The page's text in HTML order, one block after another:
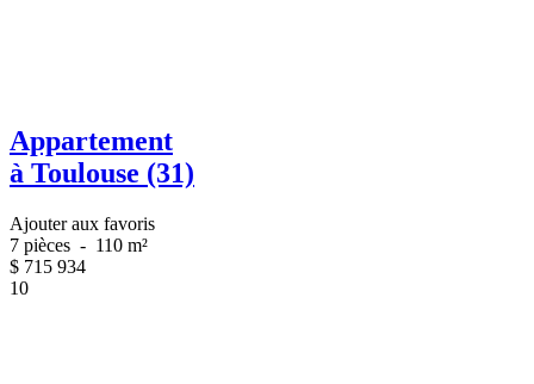
Appartement
à Toulouse (31)
Ajouter aux favoris
7 pièces - 110 m²
$ 715 934
10